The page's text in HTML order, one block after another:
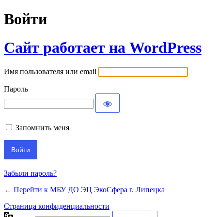
Войти
Сайт работает на WordPress
Имя пользователя или email
Пароль
Запомнить меня
Забыли пароль?
← Перейти к МБУ ДО ЭЦ ЭкоСфера г. Липецка
Страница конфиденциальности